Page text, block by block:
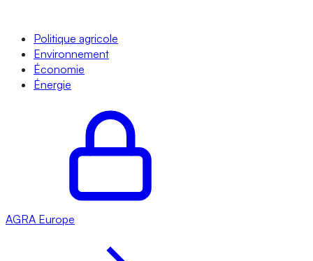
Politique agricole
Environnement
Économie
Énergie
AGRA Europe